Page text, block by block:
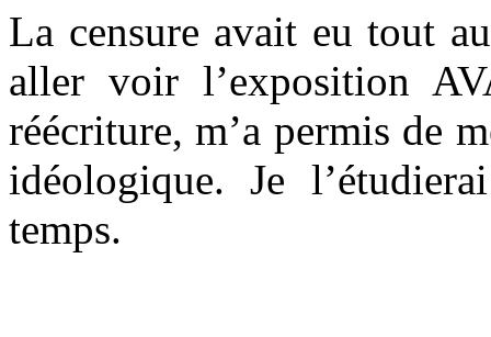
La censure avait eu tout
aller voir l’exposition
réécriture, m’a permis de
idéologique. Je
temps.